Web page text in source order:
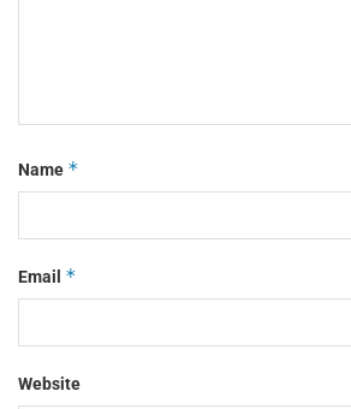
Name *
Email *
Website